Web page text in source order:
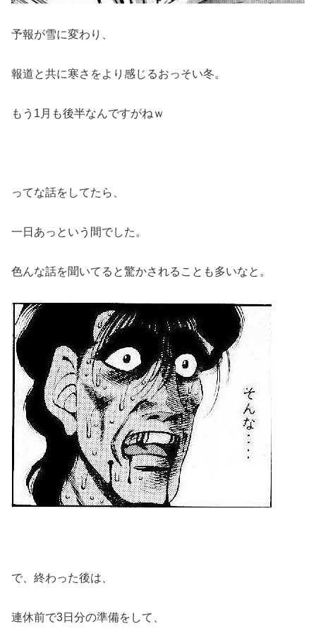
予報が雪に変わり、
報道と共に寒さをより感じるおっそい冬。
もう1月も後半なんですがねｗ
ってな話をしてたら、
一日あっという間でした。
色んな話を聞いてると驚かされることも多いなと。
で、終わった後は、
連休前で3日分の準備をして、